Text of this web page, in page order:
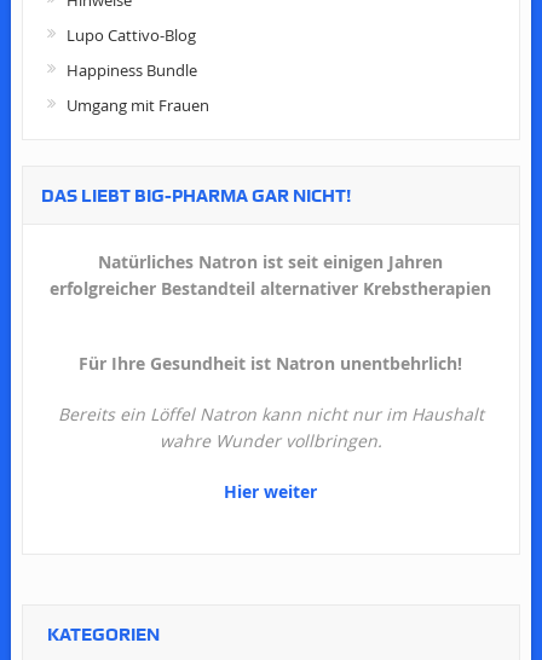
Lupo Cattivo-Blog
Happiness Bundle
Umgang mit Frauen
DAS LIEBT BIG-PHARMA GAR NICHT!
Natürliches Natron ist seit einigen Jahren
erfolgreicher Bestandteil alternativer Krebstherapien
Für Ihre Gesundheit ist Natron unentbehrlich!
Bereits ein Löffel Natron kann nicht nur im Haushalt
wahre Wunder vollbringen.
Hier weiter
KATEGORIEN